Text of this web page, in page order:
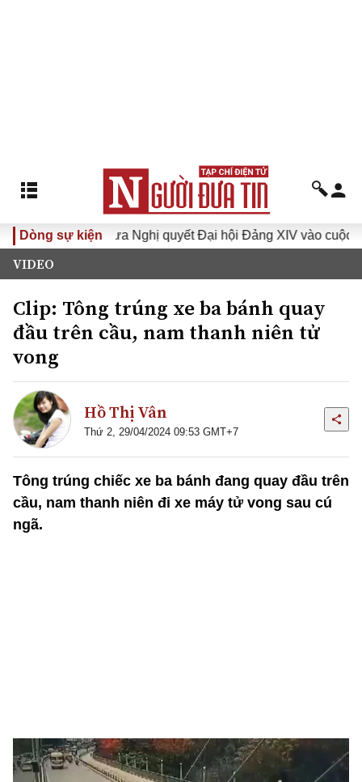
Dòng sự kiện
XVI Đưa Nghị quyết Đại hội Đảng XIV vào cuộc sống
VIDEO
Clip: Tông trúng xe ba bánh quay
đầu trên cầu, nam thanh niên tử
vong
Hồ Thị Vân
Thứ 2, 29/04/2024 09:53 GMT+7
Tông trúng chiếc xe ba bánh đang quay đầu trên
cầu, nam thanh niên đi xe máy tử vong sau cú
ngã.